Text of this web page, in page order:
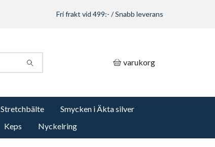
Fri frakt vid 499:- / Snabb leverans
varukorg
Stretchbälte
Smycken i Äkta silver
Keps Nyckelring